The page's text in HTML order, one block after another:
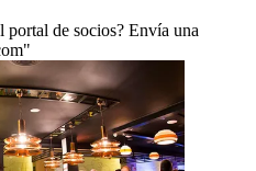
portal de socios? Envía una
"